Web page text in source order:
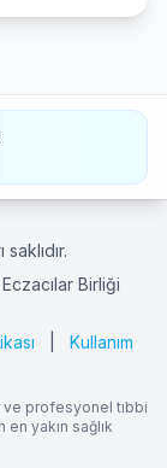
Birliği
Kullanım
profesyonel tıbbi
yakın sağlık